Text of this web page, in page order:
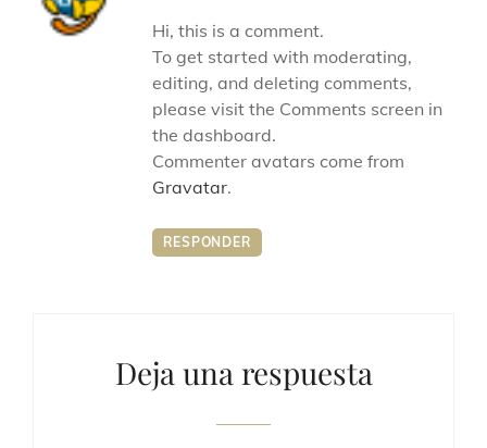
Hi, this is a comment.
To get started with moderating,
editing, and deleting comments,
please visit the Comments screen in
the dashboard.
Commenter avatars come from
Gravatar.
RESPONDER
Deja una respuesta